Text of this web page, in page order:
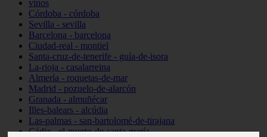
vinos
Córdoba - córdoba
Sevilla - sevilla
Barcelona - barcelona
Ciudad-real - montiel
Santa-cruz-de-tenerife - guía-de-isora
La-rioja - casalarreina
Almería - roquetas-de-mar
Madrid - pozuelo-de-alarcón
Granada - almuñécar
Illes-balears - alcúdia
Las-palmas - san-bartolomé-de-tirajana
Cádiz - el-puerto-de-santa-maría